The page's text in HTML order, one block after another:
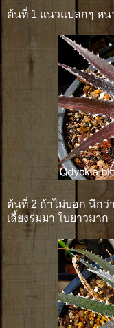
ต้นที่ 1 แนวแปลกๆ หน
ต้นที่ 2 ถ้าไม่บอก นึกว่
เลี้ยงร่มมา ใบยาวมาก